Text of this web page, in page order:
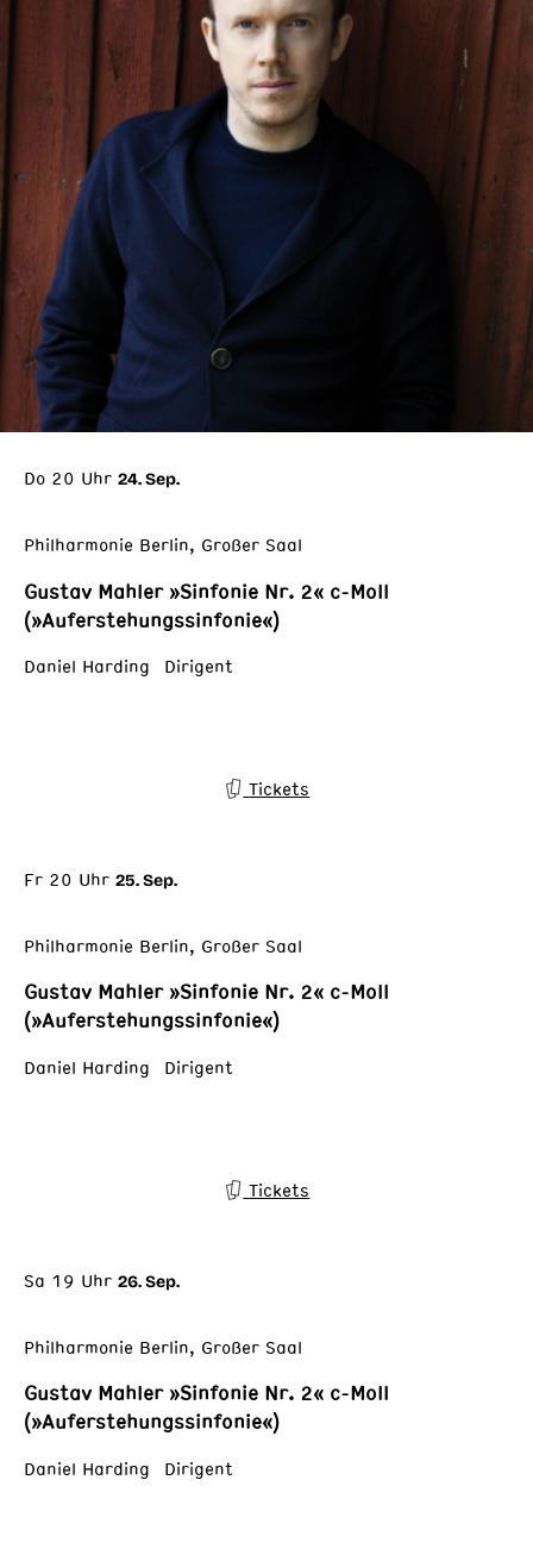
Do 20 Uhr 24. Sep.
Philharmonie Berlin, Großer Saal
Gustav Mahler »Sinfonie Nr. 2« c-Moll
(»Auferstehungssinfonie«)
Daniel Harding Dirigent
Tickets
Fr 20 Uhr 25. Sep.
Philharmonie Berlin, Großer Saal
Gustav Mahler »Sinfonie Nr. 2« c-Moll
(»Auferstehungssinfonie«)
Daniel Harding Dirigent
Tickets
Sa 19 Uhr 26. Sep.
Philharmonie Berlin, Großer Saal
Gustav Mahler »Sinfonie Nr. 2« c-Moll
(»Auferstehungssinfonie«)
Daniel Harding Dirigent